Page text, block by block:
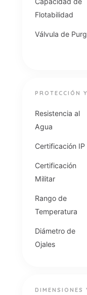
Flotabilidad
Válvula de
PROTECCIÓN
Resistencia al
Agua
Certificación IP
Certificación
Militar
Rango de
Temperatura
Diámetro de
Ojales
DIMENSIONES